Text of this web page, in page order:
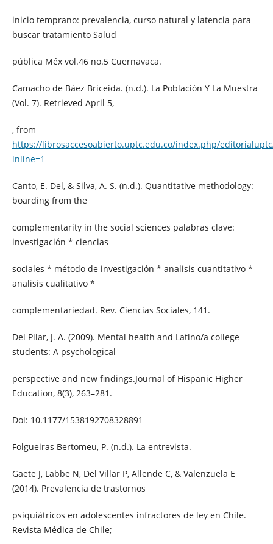
inicio temprano: prevalencia, curso natural y latencia para
buscar tratamiento Salud
pública Méx vol.46 no.5 Cuernavaca.
Camacho de Báez Briceida. (n.d.). La Población Y La Muestra
(Vol. 7). Retrieved April 5,
, from
https://librosaccesoabierto.uptc.edu.co/index.php/
inline=1
Canto, E. Del, & Silva, A. S. (n.d.). Quantitative methodology:
boarding from the
complementarity in the social sciences palabras clave:
investigación * ciencias
sociales * método de investigación * analisis cuantitativo *
analisis cualitativo *
complementariedad. Rev. Ciencias Sociales, 141.
Del Pilar, J. A. (2009). Mental health and Latino/a college
students: A psychological
perspective and new findings.Journal of Hispanic Higher
Education, 8(3), 263–281.
Doi: 10.1177/1538192708328891
Folgueiras Bertomeu, P. (n.d.). La entrevista.
Gaete J, Labbe N, Del Villar P, Allende C, & Valenzuela E
(2014). Prevalencia de trastornos
psiquiátricos en adolescentes infractores de ley en Chile.
Revista Médica de Chile;